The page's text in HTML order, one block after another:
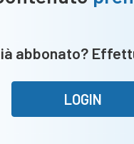
abbonato?
LOGIN